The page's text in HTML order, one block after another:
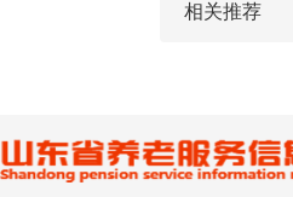
相关推荐